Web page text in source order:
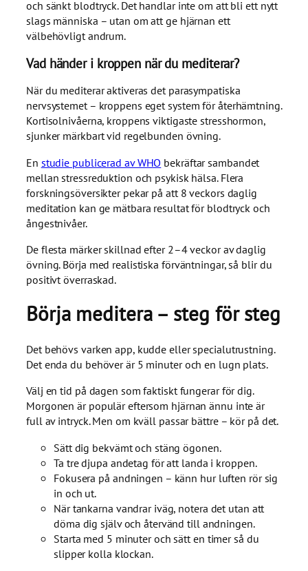
och sänkt blodtryck. Det handlar inte om att bli ett nytt
slags människa – utan om att ge hjärnan ett
välbehövligt andrum.
Vad händer i kroppen när du mediterar?
När du mediterar aktiveras det parasympatiska
nervsystemet – kroppens eget system för återhämtning.
Kortisolnivåerna, kroppens viktigaste stresshormon,
sjunker märkbart vid regelbunden övning.
En studie publicerad av WHO bekräftar sambandet
mellan stressreduktion och psykisk hälsa. Flera
forskningsöversikter pekar på att 8 veckors daglig
meditation kan ge mätbara resultat för blodtryck och
ångestnivåer.
De flesta märker skillnad efter 2–4 veckor av daglig
övning. Börja med realistiska förväntningar, så blir du
positivt överraskad.
Börja meditera – steg för steg
Det behövs varken app, kudde eller specialutrustning.
Det enda du behöver är 5 minuter och en lugn plats.
Välj en tid på dagen som faktiskt fungerar för dig.
Morgonen är populär eftersom hjärnan ännu inte är
full av intryck. Men om kväll passar bättre – kör på det.
Sätt dig bekvämt och stäng ögonen.
Ta tre djupa andetag för att landa i kroppen.
Fokusera på andningen – känn hur luften rör sig
in och ut.
När tankarna vandrar iväg, notera det utan att
döma dig själv och återvänd till andningen.
Starta med 5 minuter och sätt en timer så du
slipper kolla klockan.